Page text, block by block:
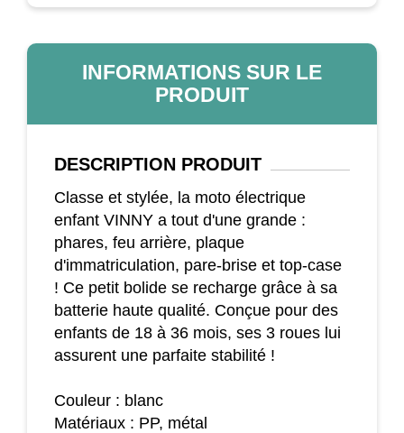
INFORMATIONS SUR LE
PRODUIT
DESCRIPTION PRODUIT
Classe et stylée, la moto électrique
enfant VINNY a tout d'une grande :
phares, feu arrière, plaque
d'immatriculation, pare-brise et top-case
! Ce petit bolide se recharge grâce à sa
batterie haute qualité. Conçue pour des
enfants de 18 à 36 mois, ses 3 roues lui
assurent une parfaite stabilité !
Couleur : blanc
Matériaux : PP, métal